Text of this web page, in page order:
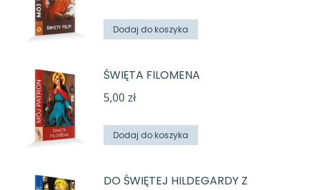
Dodaj do koszyka
ŚWIĘTA FILOMENA
5,00 zł
Dodaj do koszyka
DO ŚWIĘTEJ HILDEGARDY Z